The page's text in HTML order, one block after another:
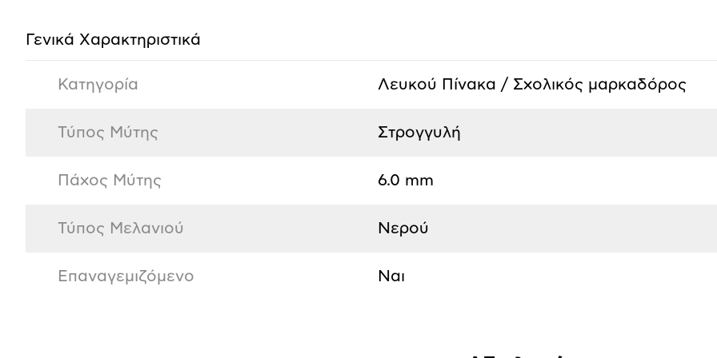
Γενικά Xαρακτηριστικά
Κατηγορία Λευκού Πίνακα / Σχολικός μαρκαδόρος
Τύπος Μύτης Στρογγυλή
Πάχος Μύτης 6.0 mm
Τύπος Μελανιού Νερού
Επαναγεμιζόμενο Ναι